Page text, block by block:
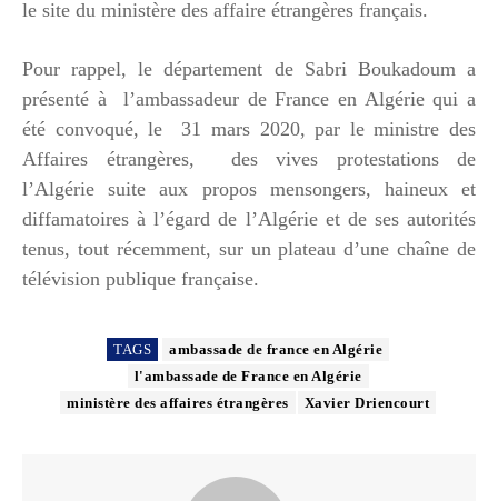
le site du ministère des affaire étrangères français.
Pour rappel, le département de Sabri Boukadoum a
présenté à l’ambassadeur de France en Algérie qui a
été convoqué, le 31 mars 2020, par le ministre des
Affaires étrangères, des vives protestations de
l’Algérie suite aux propos mensongers, haineux et
diffamatoires à l’égard de l’Algérie et de ses autorités
tenus, tout récemment, sur un plateau d’une chaîne de
télévision publique française.
TAGS
ambassade de france en Algérie
l'ambassade de France en Algérie
ministère des affaires étrangères
Xavier Driencourt